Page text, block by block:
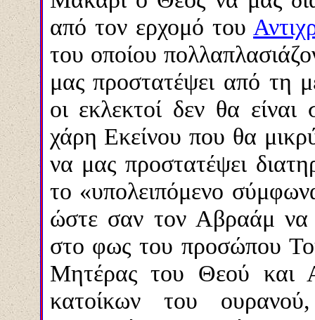
από τον ερχομό του
του οποίου
μας προστατέψει από τη
οι εκλεκτοί δεν θα
χάρη Εκείνου που θα
να μας προστατέψει
το «υπολειπόμενο
ώστε σαν τον Αβραάμ να
στο φως του προσώπου
Μητέρας του Θεού και
κατοίκων του